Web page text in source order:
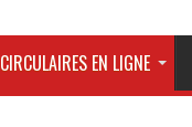
CIRCULAIRES EN LIGNE